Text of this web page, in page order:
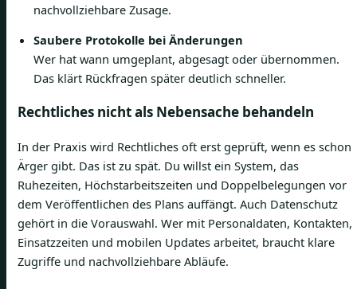
nachvollziehbare Zusage.
Saubere Protokolle bei Änderungen
Wer hat wann umgeplant, abgesagt oder übernommen.
Das klärt Rückfragen später deutlich schneller.
Rechtliches nicht als Nebensache behandeln
In der Praxis wird Rechtliches oft erst geprüft, wenn es schon
Ärger gibt. Das ist zu spät. Du willst ein System, das
Ruhezeiten, Höchstarbeitszeiten und Doppelbelegungen vor
dem Veröffentlichen des Plans auffängt. Auch Datenschutz
gehört in die Vorauswahl. Wer mit Personaldaten, Kontakten,
Einsatzzeiten und mobilen Updates arbeitet, braucht klare
Zugriffe und nachvollziehbare Abläufe.